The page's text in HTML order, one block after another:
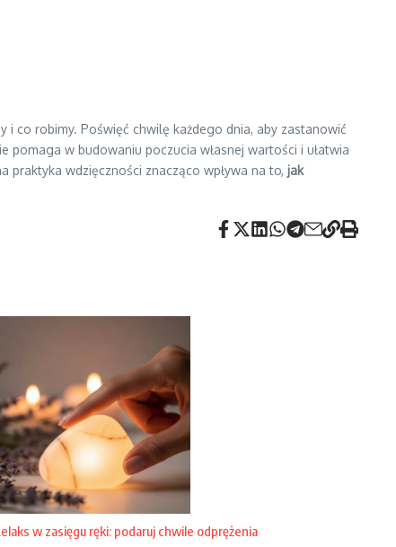
co robimy. Poświęć chwilę każdego dnia, aby zastanowić
w budowaniu poczucia własnej wartości i ułatwia
praktyka wdzięczności znacząco wpływa na to, jak
w zasięgu ręki: podaruj chwile odprężenia